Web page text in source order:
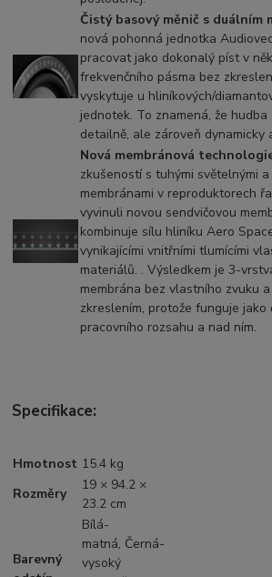
Čistý basový měnič s duálním
nová pohonná jednotka
pracovat jako dokonalý píst v
frekvenčního pásma bez
vyskytuje u hliníkových/
jednotek. To znamená, že
detailně, ale zároveň dynamicky
Nová membránová
zkušeností s tuhými světelnými
membránami v reproduktorech
vyvinuli novou sendvičovou
kombinuje sílu hliníku Aero
vynikajícími vnitřními tlumícími
materiálů. . Výsledkem je 3-
membrána bez vlastního zvuku
zkreslením, protože funguje jako
pracovního rozsahu a nad ním.
Specifikace:
Hmotnost 15.4 kg
Rozměry
19 × 94.2 ×
23.2 cm
Barevný
Bílá-
matná, Černá-
vysoký